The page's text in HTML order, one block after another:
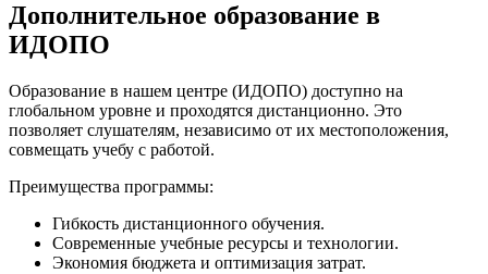
Дополнительное образование в
ИДОПО
Образование в нашем центре (ИДОПО) доступно на
глобальном уровне и проходятся дистанционно. Это
позволяет слушателям, независимо от их местоположения,
совмещать учебу с работой.
Преимущества программы:
Гибкость дистанционного обучения.
Современные учебные ресурсы и технологии.
Экономия бюджета и оптимизация затрат.